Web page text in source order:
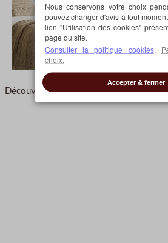
Découvrez nosrideaux crème
Nous conservons votre choix
pouvez changer d'avis à tout
lien "Utilisation des cookies"
page du site.
Consulter la politique cookies.
choix.
Accepter & fermer